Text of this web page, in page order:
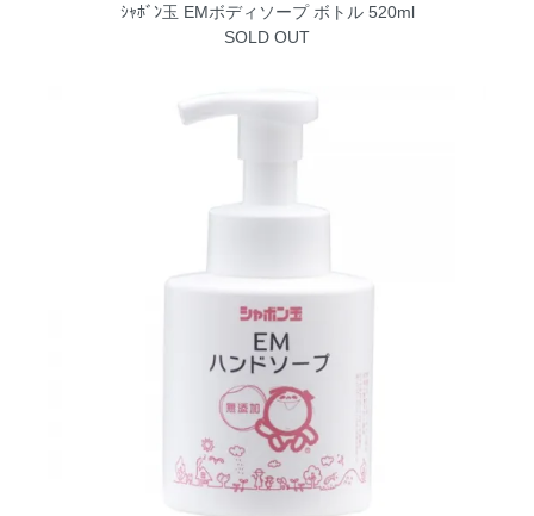
ｼｬﾎﾞﾝ玉 EMボディソープ ボトル 520ml
SOLD OUT